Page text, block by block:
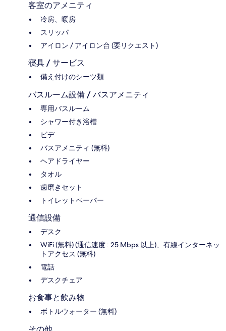
客室のアメニティ
冷房、暖房
スリッパ
アイロン / アイロン台 (要リクエスト)
寝具 / サービス
備え付けのシーツ類
バスルーム設備 / バスアメニティ
専用バスルーム
シャワー付き浴槽
ビデ
バスアメニティ (無料)
ヘアドライヤー
タオル
歯磨きセット
トイレットペーパー
通信設備
デスク
WiFi (無料) (通信速度 : 25 Mbps 以上)、有線インターネッ
トアクセス (無料)
電話
デスクチェア
お食事と飲み物
ボトルウォーター (無料)